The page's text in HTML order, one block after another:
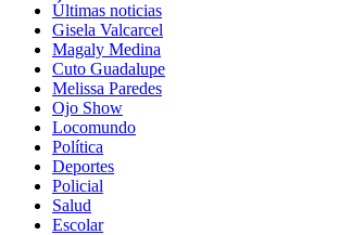
Últimas noticias
Gisela Valcarcel
Magaly Medina
Cuto Guadalupe
Melissa Paredes
Ojo Show
Locomundo
Política
Deportes
Policial
Salud
Escolar